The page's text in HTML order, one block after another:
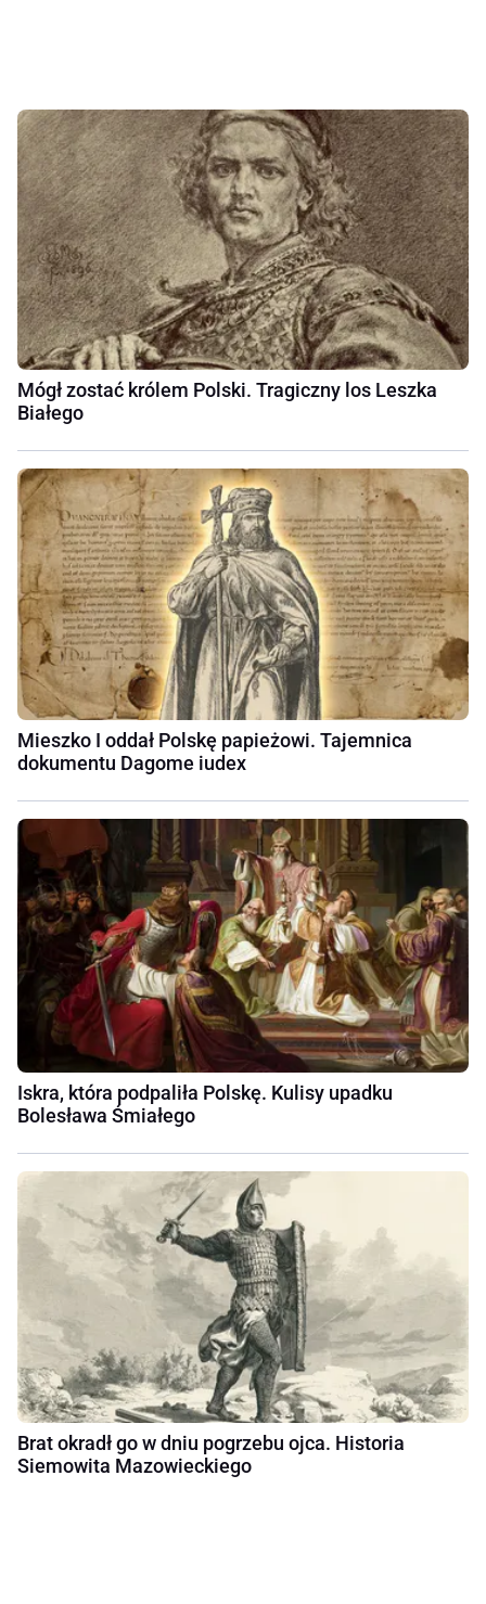
Mógł zostać królem Polski. Tragiczny los Leszka
Białego
Mieszko I oddał Polskę papieżowi. Tajemnica
dokumentu Dagome iudex
Iskra, która podpaliła Polskę. Kulisy upadku
Bolesława Śmiałego
Brat okradł go w dniu pogrzebu ojca. Historia
Siemowita Mazowieckiego